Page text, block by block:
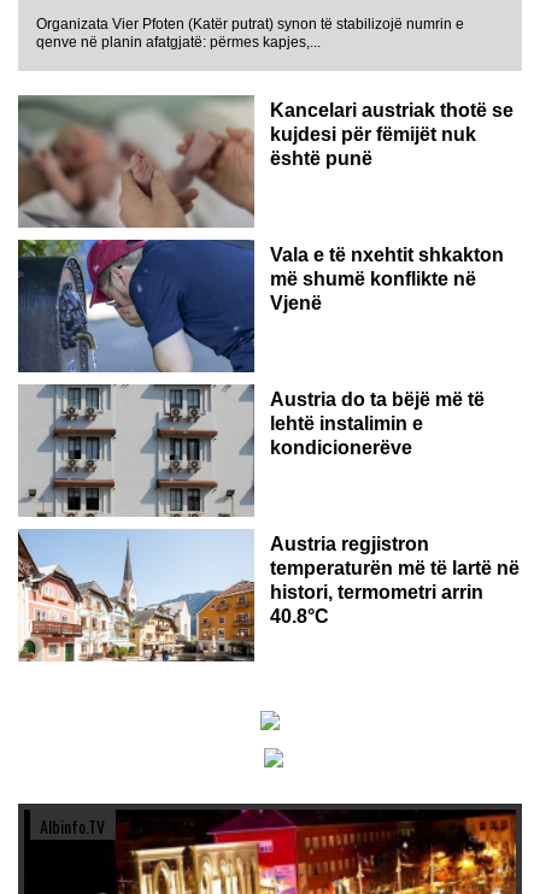
Organizata Vier Pfoten (Katër putrat) synon të stabilizojë numrin e
qenve në planin afatgjatë: përmes kapjes,...
Kancelari austriak thotë se
kujdesi për fëmijët nuk
është punë
Vala e të nxehtit shkakton
më shumë konflikte në
Vjenë
Austria do ta bëjë më të
lehtë instalimin e
kondicionerëve
Austria regjistron
temperaturën më të lartë në
histori, termometri arrin
40.8°C
Albinfo.TV